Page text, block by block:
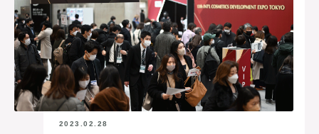
2023.02.28